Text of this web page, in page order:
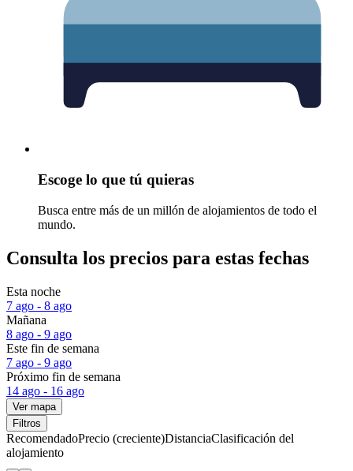
Escoge lo que tú quieras
Busca entre más de un millón de alojamientos de todo el
mundo.
Consulta los precios para estas fechas
Esta noche
7 ago - 8 ago
Mañana
8 ago - 9 ago
Este fin de semana
7 ago - 9 ago
Próximo fin de semana
14 ago - 16 ago
Ver mapa
Filtros
RecomendadoPrecio (creciente)DistanciaClasificación del
alojamiento